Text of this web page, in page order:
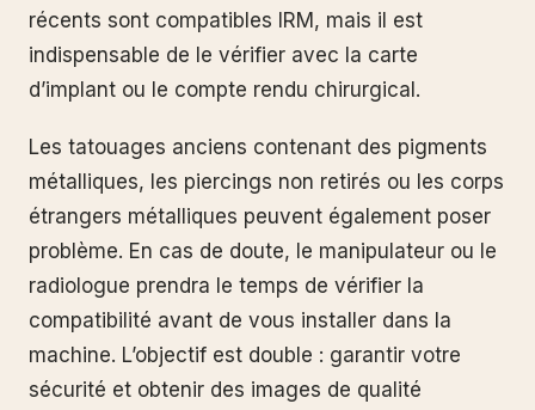
récents sont compatibles IRM, mais il est
indispensable de le vérifier avec la carte
d’implant ou le compte rendu chirurgical.
Les tatouages anciens contenant des pigments
métalliques, les piercings non retirés ou les corps
étrangers métalliques peuvent également poser
problème. En cas de doute, le manipulateur ou le
radiologue prendra le temps de vérifier la
compatibilité avant de vous installer dans la
machine. L’objectif est double : garantir votre
sécurité et obtenir des images de qualité